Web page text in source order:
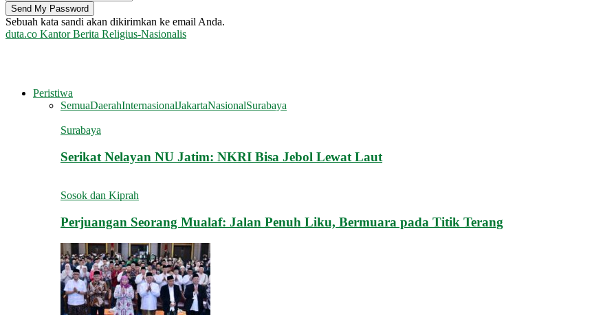
Sebuah kata sandi akan dikirimkan ke email Anda.
duta.co Kantor Berita Religius-Nasionalis
Peristiwa
SemuaDaerahInternasionalJakartaNasionalSurabaya
Surabaya
Serikat Nelayan NU Jatim: NKRI Bisa Jebol Lewat Laut
Sosok dan Kiprah
Perjuangan Seorang Mualaf: Jalan Penuh Liku, Bermuara pada Titik Terang